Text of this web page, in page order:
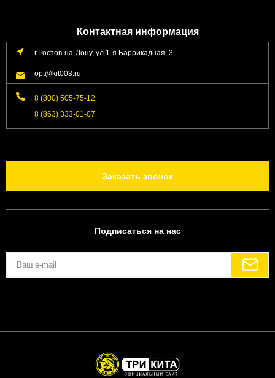
Контактная информация
г.Ростов-на-Дону, ул.1-я Баррикадная, 3
opt@kit003.ru
8 (800) 505-75-12
8 (863) 333-01-07
Заказать звонок
Подписаться на нас